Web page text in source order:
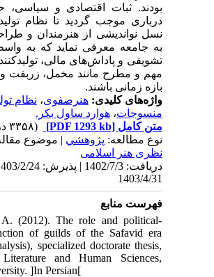
بودند. ثبات اقتصادی و سیاسی، حمایت
درباری موجب گردید تا نظام تولید
نسل نواندیشی از هنرمندان و طراحان
به جامعه معرفی نماید که به واسطه
تشویقی و پاداش‌های مالی، تولیدکننده
مهم و مطرح مانند مخمل، زربفت و ترمه در
بازه زمانی باشند.
واژه‌های کلیدی:هنرصفوی،نظام تولید،
منسوجات،هوارد ساول بکر.
متن کامل[PDF 1293 kb]
(۳۳۵۸ دریافت)
نوع مطالعه: پژوهشي | موضوع مقاله:مبانی
نظری هنر اسلامی
دریافت: 1402/7/3 | پذیرش: 1403/2/24 |
1403/4/31
فهرست منابع
A. (2012). The role and political-
function of guilds of the Safavid era
analysis), specialized doctorate thesis,
of Literature and Human Sciences,
University. ]In Persian[